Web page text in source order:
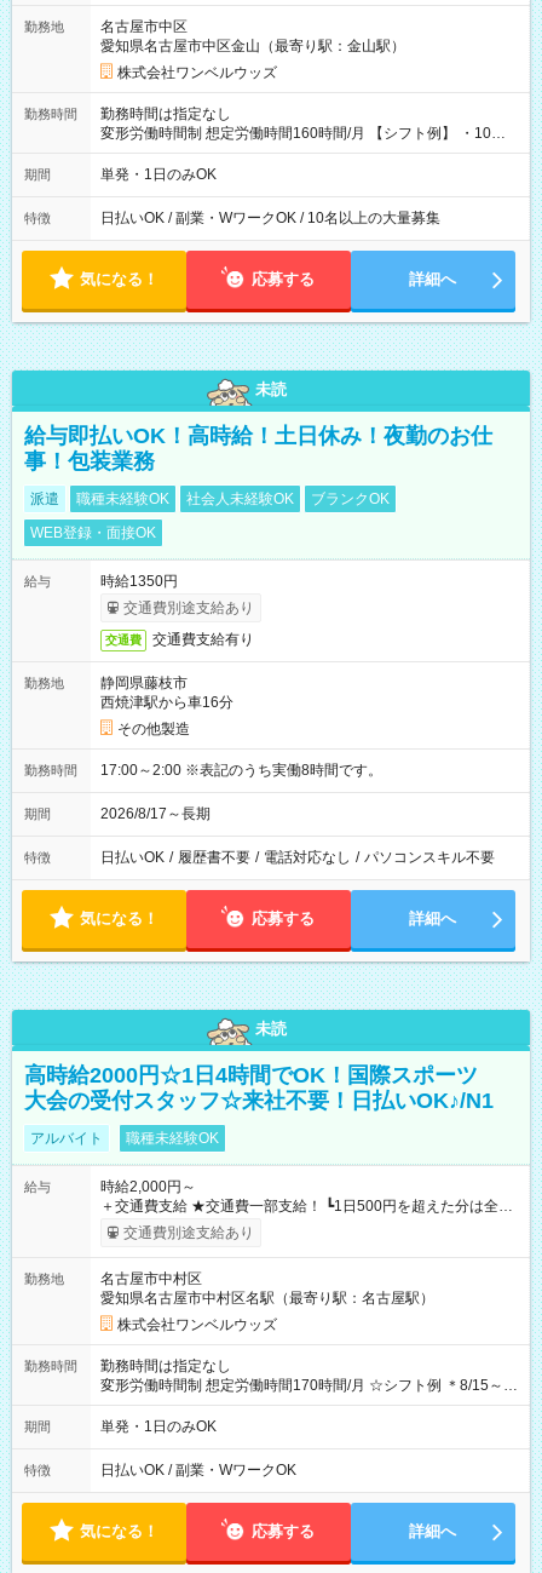
勤務地
名古屋市中区
愛知県名古屋市中区金山（最寄り駅：金山駅）
株式会社ワンベルウッズ
勤務時間
勤務時間は指定なし
変形労働時間制 想定労働時間160時間/月 【シフト例】 ・10：
00～20：00
期間 単発・1日のみOK
特徴 日払いOK / 副業・WワークOK / 10名以上の大量募集
気になる！ 応募する 詳細へ
未読
給与即払いOK！高時給！土日休み！夜勤のお仕
事！包装業務
派遣 職種未経験OK 社会人未経験OK
ブランクOK
WEB登録・面接OK
給与
時給1350円
交通費別途支給あり
交通費 交通費支給有り
勤務地
静岡県藤枝市
西焼津駅から車16分
その他製造
勤務時間 17:00～2:00 ※表記のうち実働8時間です。
期間 2026/8/17～長期
特徴 日払いOK / 履歴書不要 / 電話対応なし / パソコンスキル不要
気になる！ 応募する 詳細へ
未読
高時給2000円☆1日4時間でOK！国際スポーツ
大会の受付スタッフ☆来社不要！日払いOK♪/N1
アルバイト 職種未経験OK
給与
時給2,000円～
＋交通費支給 ★交通費一部支給！ ┗1日500円を超えた分は全額
支給！ ※往復500円以内の方は自己負担となります ★日払い
OK！（規定あり） ┗働いたその日に現金GET♪ お仕事後はコン
期間なし
交通費別途支給あり
勤務地
名古屋市中村区
愛知県名古屋市中村区名駅（最寄り駅：名古屋駅）
株式会社ワンベルウッズ
勤務時間
勤務時間は指定なし
変形労働時間制 想定労働時間170時間/月 ☆シフト例 ＊8/15～
10/26 全日共通 08：00～12：00 17：00～21：00 ＊8/31
～9/19のみ下記シフトもあります！ 12：00～16：00 ＊9/6～
00
期間 単発・1日のみOK
特徴 日払いOK / 副業・WワークOK
気になる！ 応募する 詳細へ